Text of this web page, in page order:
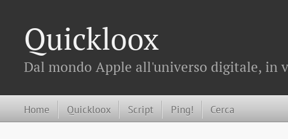
Quickloox
Dal mondo Apple all'universo digitale, in
Home Quickloox Script Ping! Cerca